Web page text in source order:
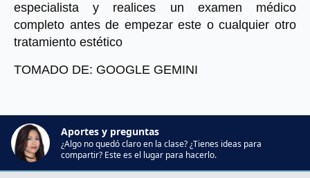
especialista y realices un examen médico
completo antes de empezar este o cualquier otro
tratamiento estético
TOMADO DE: GOOGLE GEMINI
Aportes y preguntas
¿Algo no quedó claro en la clase? ¿Tienes ideas para
compartir? Este es el lugar para hacerlo.